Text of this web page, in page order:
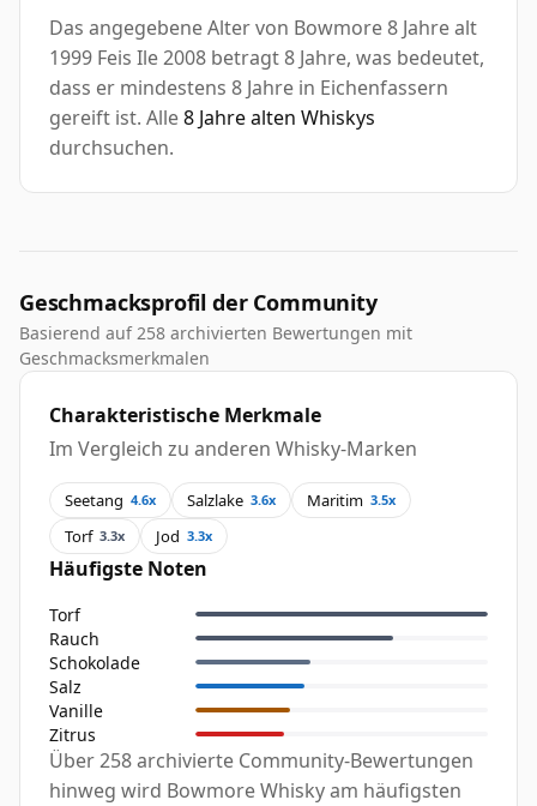
Das angegebene Alter von Bowmore 8 Jahre alt
1999 Feis Ile 2008 betragt 8 Jahre, was bedeutet,
dass er mindestens 8 Jahre in Eichenfassern
gereift ist. Alle8 Jahre alten Whiskys
durchsuchen.
Geschmacksprofil der Community
Basierend auf 258 archivierten Bewertungen mit
Geschmacksmerkmalen
Charakteristische Merkmale
Im Vergleich zu anderen Whisky-Marken
Seetang 4.6x Salzlake 3.6x Maritim 3.5x
Torf 3.3x Jod 3.3x
Häufigste Noten
Torf
Rauch
Schokolade
Salz
Vanille
Zitrus
Über 258 archivierte Community-Bewertungen
hinweg wird Bowmore Whisky am häufigsten